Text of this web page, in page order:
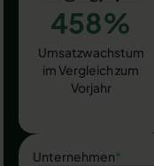
458%
Umsatzwachstum
im Vergleich zum
Vorjahr
Unternehmen*